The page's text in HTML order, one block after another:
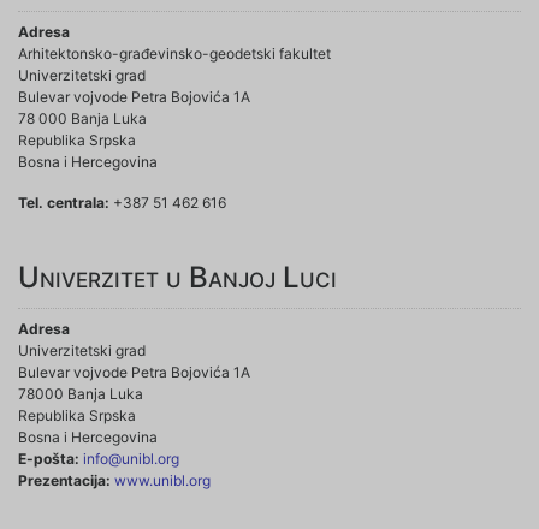
Adresa
Arhitektonsko-građevinsko-geodetski fakultet
Univerzitetski grad
Bulevar vojvode Petra Bojovića 1A
78 000 Banja Luka
Republika Srpska
Bosna i Hercegovina
Tel. centrala: +387 51 462 616
Univerzitet u Banjoj Luci
Adresa
Univerzitetski grad
Bulevar vojvode Petra Bojovića 1A
78000 Banja Luka
Republika Srpska
Bosna i Hercegovina
E-pošta: info@unibl.org
Prezentacija: www.unibl.org